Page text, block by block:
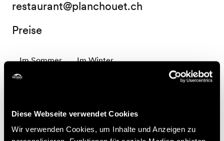
Diese Webseite verwendet Cookies
Wir verwenden Cookies, um Inhalte und Anzeigen zu
restaurant@planchouet.ch
Preise
Im Sommer Im Winter
Doppelzimmer ab
Doppelzimmer ab